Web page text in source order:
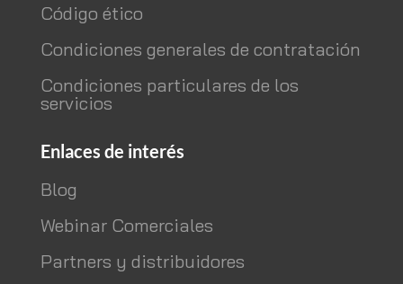
Código ético
Condiciones generales de contratación
Condiciones particulares de los
servicios
Enlaces de interés
Blog
Webinar Comerciales
Partners y distribuidores